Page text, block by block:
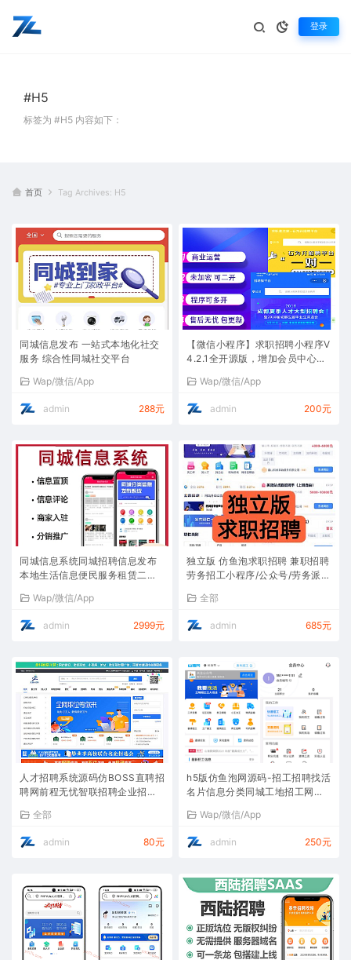
登录
#H5
标签为 #H5 内容如下：
首页 Tag Archives: H5
同城信息发布 一站式本地化社交
服务 综合性同城社交平台
Wap/微信/App
admin 288元
【微信小程序】求职招聘小程序V
4.2.1全开源版，增加会员中心自
Wap/微信/App
admin 200元
同城信息系统同城招聘信息发布
本地生活信息便民服务租赁二手
Wap/微信/App
admin 2999元
独立版 仿鱼泡求职招聘 兼职招聘
劳务招工小程序/公众号/劳务派遣
全部
admin 685元
人才招聘系统源码仿BOSS直聘招
聘网前程无忧智联招聘企业招聘
PP 全部
admin 80元
h5版仿鱼泡网源码-招工招聘找活
名片信息分类同城工地招工网站
Wap/微信/App
admin 250元